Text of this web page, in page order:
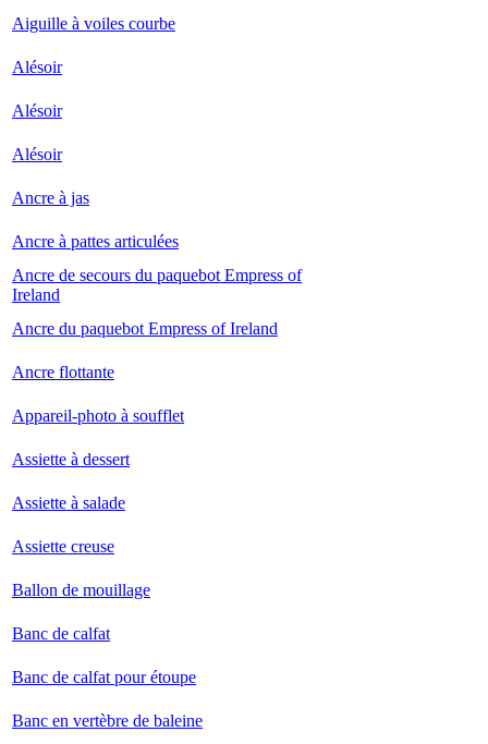
Aiguille à voiles courbe
Alésoir
Alésoir
Alésoir
Ancre à jas
Ancre à pattes articulées
Ancre de secours du paquebot Empress of
Ireland
Ancre du paquebot Empress of Ireland
Ancre flottante
Appareil-photo à soufflet
Assiette à dessert
Assiette à salade
Assiette creuse
Ballon de mouillage
Banc de calfat
Banc de calfat pour étoupe
Banc en vertèbre de baleine